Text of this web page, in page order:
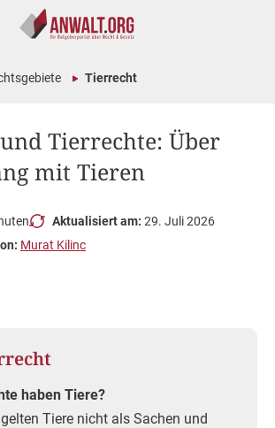
Tierrechte: Über
mit Tieren
Tierrecht
Aktualisiert am: 29. Juli 2026
Murat Kilinc
haben Tiere?
gelten Tiere nicht als Sachen und